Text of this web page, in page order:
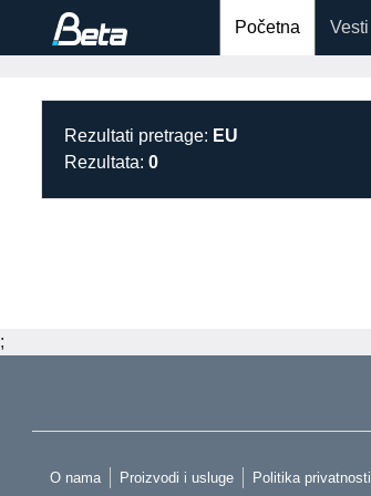
Početna Vesti
Rezultati pretrage: EU
Rezultata: 0
;
O nama Proizvodi i usluge Politika privatnosti